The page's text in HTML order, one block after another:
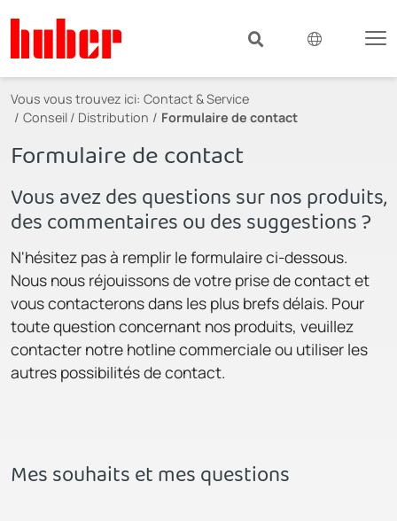
Vous vous trouvez ici: Contact & Service
Conseil / Distribution
Formulaire de contact
Formulaire de contact
Vous avez des questions sur nos produits,
des commentaires ou des suggestions ?
N'hésitez pas à remplir le formulaire ci-dessous.
Nous nous réjouissons de votre prise de contact et
vous contacterons dans les plus brefs délais. Pour
toute question concernant nos produits, veuillez
contacter notre hotline commerciale ou utiliser les
autres possibilités de contact.
Mes souhaits et mes questions